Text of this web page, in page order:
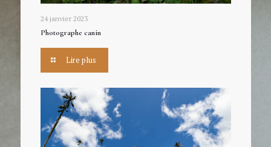
24 janvier 2023
Photographe canin
Lire plus